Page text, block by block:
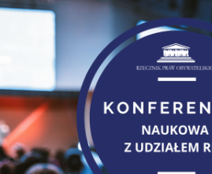
Obraz